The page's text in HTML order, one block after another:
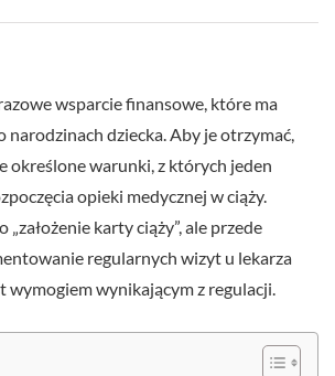
wsparcie finansowe, które ma
narodzinach dziecka. Aby je otrzymać,
określone warunki, z których jeden
opieki medycznej w ciąży.
karty ciąży”, ale przede
regularnych wizyt u lekarza
wymogiem wynikającym z regulacji.